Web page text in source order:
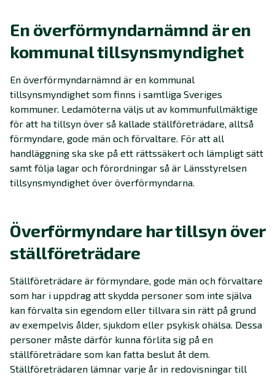
En överförmyndarnämnd är en
kommunal tillsynsmyndighet
En överförmyndarnämnd är en kommunal
tillsynsmyndighet som finns i samtliga Sveriges
kommuner. Ledamöterna väljs ut av kommunfullmäktige
för att ha tillsyn över så kallade ställföreträdare, alltså
förmyndare, gode män och förvaltare. För att all
handläggning ska ske på ett rättssäkert och lämpligt sätt
samt följa lagar och förordningar så är Länsstyrelsen
tillsynsmyndighet över överförmyndarna.
Överförmyndare har tillsyn över
ställföreträdare
Ställföreträdare är förmyndare, gode män och förvaltare
som har i uppdrag att skydda personer som inte själva
kan förvalta sin egendom eller tillvara sin rätt på grund
av exempelvis ålder, sjukdom eller psykisk ohälsa. Dessa
personer måste därför kunna förlita sig på en
ställföreträdare som kan fatta beslut åt dem.
Ställföreträdaren lämnar varje år in redovisningar till